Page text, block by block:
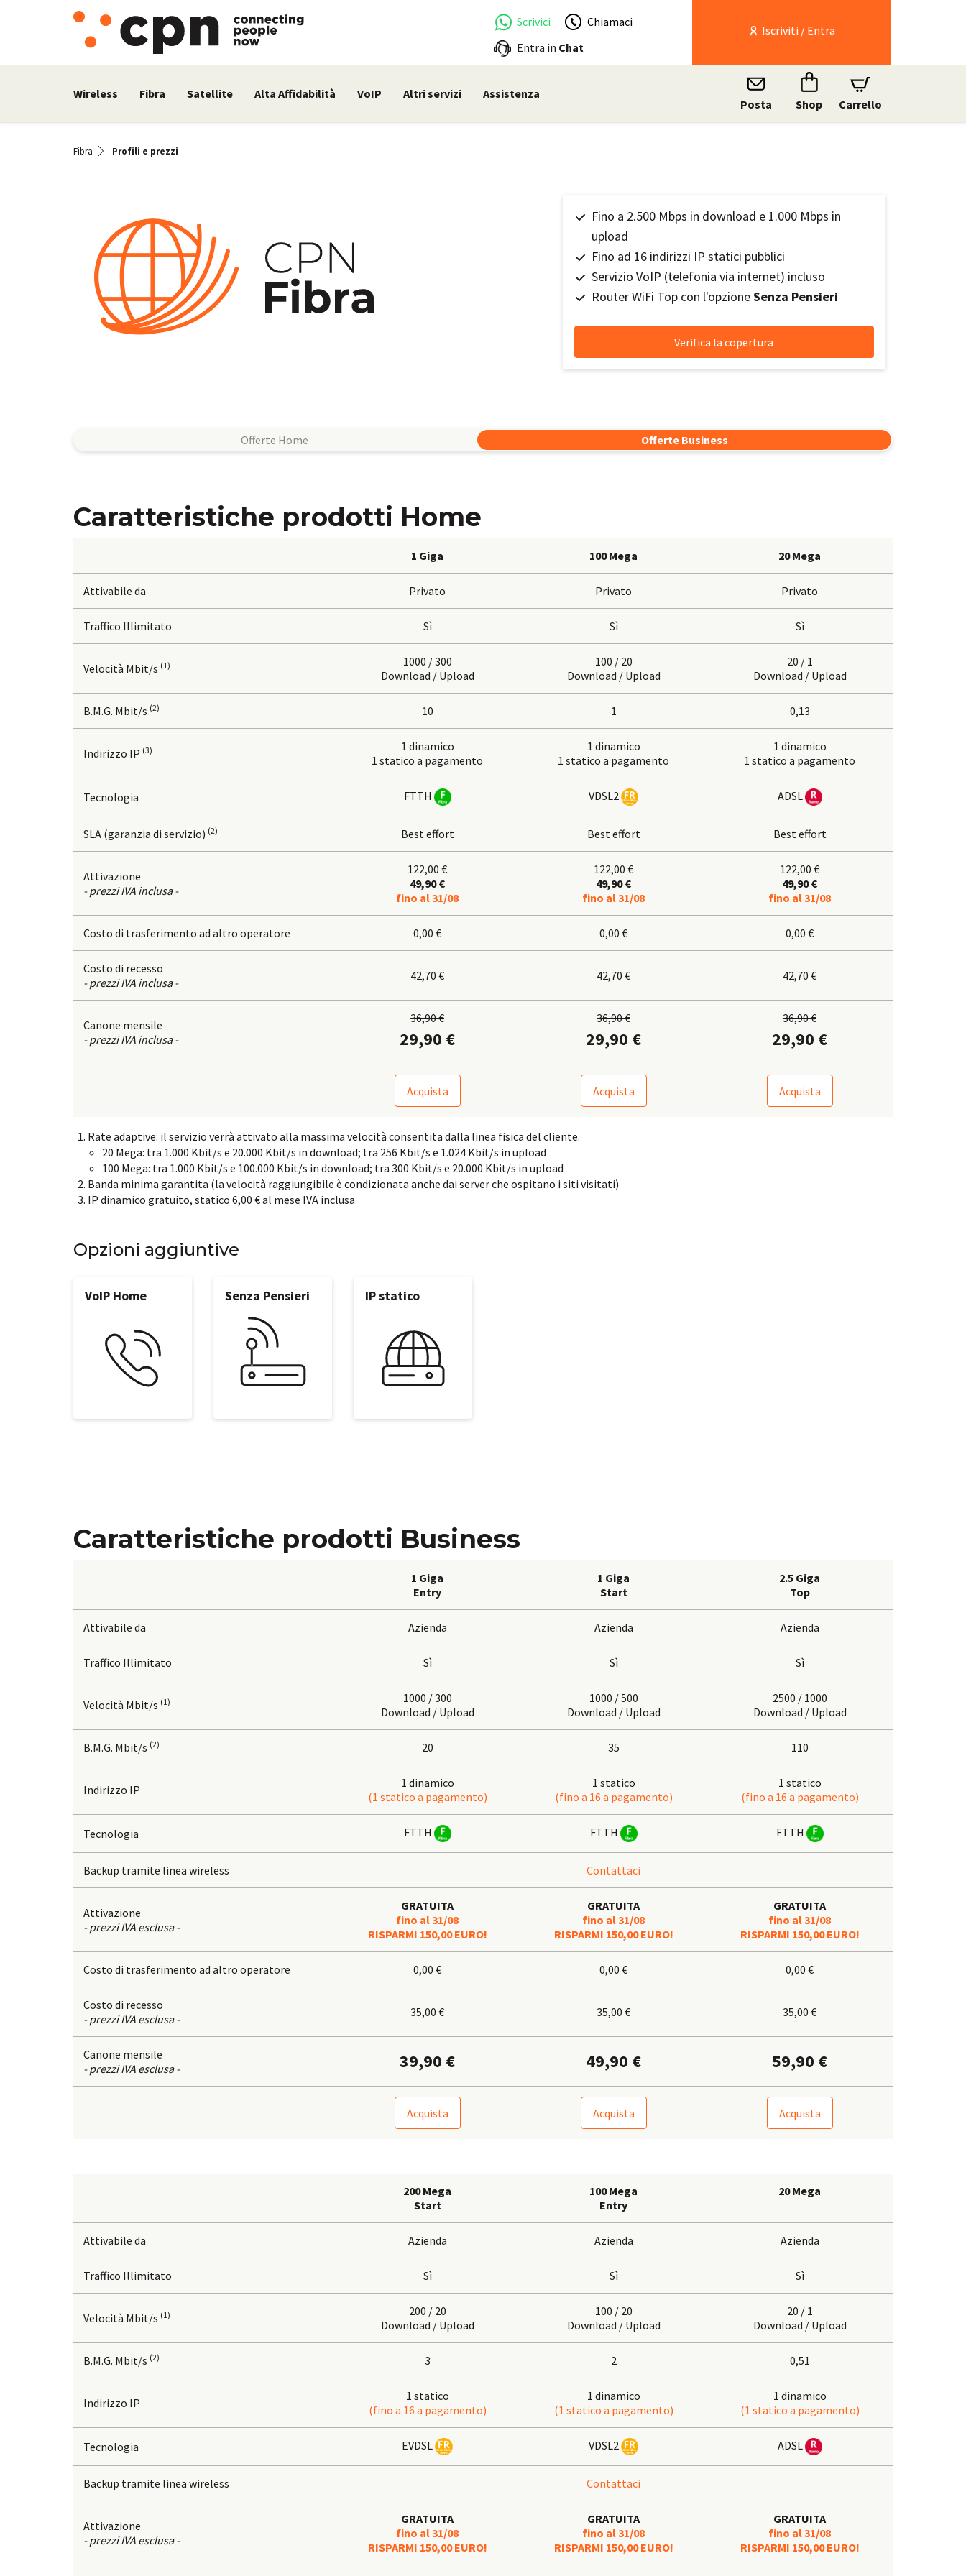
Scrivici
Chiamaci
Entra in Chat
Iscriviti / Entra
Wireless Fibra Satellite Alta Affidabilità VoIP Altri servizi Assistenza
Posta Shop Carrello
Fibra Profili e prezzi
Fino a 2.500 Mbps in download e 1.000 Mbps in
upload
Fino ad 16 indirizzi IP statici pubblici
Servizio VoIP (telefonia via internet) incluso
Router WiFi Top con l'opzioneSenza Pensieri
Verifica la copertura
Offerte Home Offerte Business
Caratteristiche prodotti Home
1 Giga 100 Mega 20 Mega
Attivabile da Privato Privato Privato
Traffico Illimitato Sì Sì Sì
Velocità Mbit/s (1)
1000 / 300
Download / Upload
100 / 20
Download / Upload
20 / 1
Download / Upload
B.M.G. Mbit/s (2) 10 1 0,13
Indirizzo IP (3)
1 dinamico
1 statico a pagamento
1 dinamico
1 statico a pagamento
1 dinamico
1 statico a pagamento
Tecnologia FTTH VDSL2 ADSL
SLA (garanzia di servizio) (2) Best effort Best effort Best effort
Attivazione
- prezzi IVA inclusa -
122,00 €
49,90 €
fino al 31/08
122,00 €
49,90 €
fino al 31/08
122,00 €
49,90 €
fino al 31/08
Costo di trasferimento ad altro operatore 0,00 € 0,00 € 0,00 €
Costo di recesso
- prezzi IVA inclusa -
42,70 € 42,70 € 42,70 €
Canone mensile
- prezzi IVA inclusa -
36,90 €
29,90 €
36,90 €
29,90 €
36,90 €
29,90 €
Acquista Acquista Acquista
Rate adaptive: il servizio verrà attivato alla massima velocità consentita dalla linea fisica del cliente.
20 Mega: tra 1.000 Kbit/s e 20.000 Kbit/s in download; tra 256 Kbit/s e 1.024 Kbit/s in upload
100 Mega: tra 1.000 Kbit/s e 100.000 Kbit/s in download; tra 300 Kbit/s e 20.000 Kbit/s in upload
Banda minima garantita (la velocità raggiungibile è condizionata anche dai server che ospitano i siti visitati)
IP dinamico gratuito, statico 6,00 € al mese IVA inclusa
Opzioni aggiuntive
VoIP Home Senza Pensieri IP statico
Caratteristiche prodotti Business
1 Giga
Entry
1 Giga
Start
2.5 Giga
Top
Attivabile da Azienda Azienda Azienda
Traffico Illimitato Sì Sì Sì
Velocità Mbit/s (1)
1000 / 300
Download / Upload
1000 / 500
Download / Upload
2500 / 1000
Download / Upload
B.M.G. Mbit/s (2) 20 35 110
Indirizzo IP
1 dinamico
(1 statico a pagamento)
1 statico
(fino a 16 a pagamento)
1 statico
(fino a 16 a pagamento)
Tecnologia FTTH FTTH FTTH
Backup tramite linea wireless Contattaci
Attivazione
- prezzi IVA esclusa -
GRATUITA
fino al 31/08
RISPARMI 150,00 EURO!
GRATUITA
fino al 31/08
RISPARMI 150,00 EURO!
GRATUITA
fino al 31/08
RISPARMI 150,00 EURO!
Costo di trasferimento ad altro operatore 0,00 € 0,00 € 0,00 €
Costo di recesso
- prezzi IVA esclusa -
35,00 € 35,00 € 35,00 €
Canone mensile
- prezzi IVA esclusa -
39,90 € 49,90 € 59,90 €
Acquista Acquista Acquista
200 Mega
Start
100 Mega
Entry
20 Mega
Attivabile da Azienda Azienda Azienda
Traffico Illimitato Sì Sì Sì
Velocità Mbit/s (1)
200 / 20
Download / Upload
100 / 20
Download / Upload
20 / 1
Download / Upload
B.M.G. Mbit/s (2) 3 2 0,51
Indirizzo IP
1 statico
(fino a 16 a pagamento)
1 dinamico
(1 statico a pagamento)
1 dinamico
(1 statico a pagamento)
Tecnologia EVDSL VDSL2 ADSL
Backup tramite linea wireless Contattaci
Attivazione
- prezzi IVA esclusa -
GRATUITA
fino al 31/08
RISPARMI 150,00 EURO!
GRATUITA
fino al 31/08
RISPARMI 150,00 EURO!
GRATUITA
fino al 31/08
RISPARMI 150,00 EURO!